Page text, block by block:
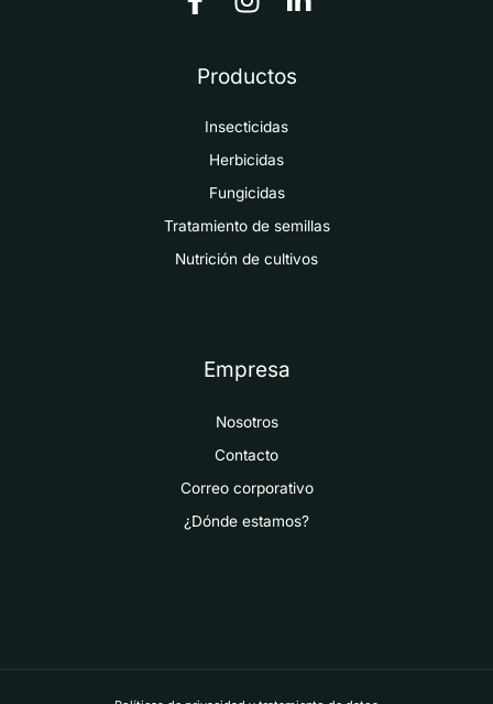
Productos
Insecticidas
Herbicidas
Fungicidas
Tratamiento de semillas
Nutrición de cultivos
Empresa
Nosotros
Contacto
Correo corporativo
¿Dónde estamos?